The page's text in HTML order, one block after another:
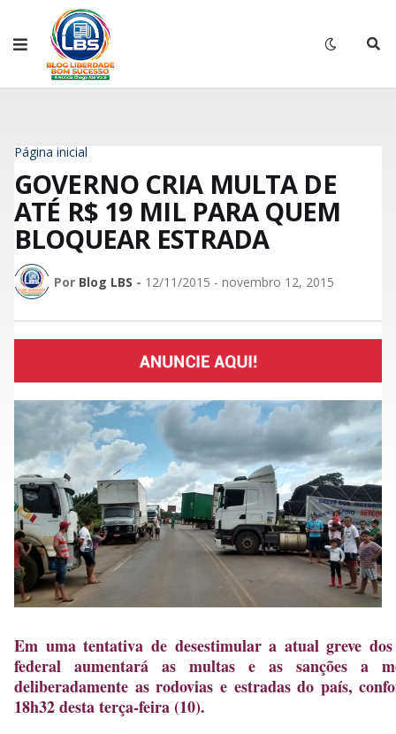
Página inicial
GOVERNO CRIA MULTA DE
ATÉ R$ 19 MIL PARA QUEM
BLOQUEAR ESTRADA
Por Blog LBS - 12/11/2015 - novembro 12, 2015
Em uma tentativa de desestimular a atual greve
federal aumentará as multas e as sanções a
deliberadamente as rodovias e estradas do país,
18h32 desta terça-feira (10).